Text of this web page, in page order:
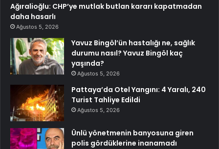
Ağıralioğlu: CHP’ye mutlak butlan kararı kapatmadan
daha hasarlı
Ağustos 5, 2026
Yavuz Bingöl’ün hastalığı ne, sağlık
durumu nasıl? Yavuz Bingöl kaç
yaşında?
Ağustos 5, 2026
Pattaya’da Otel Yangını: 4 Yaralı, 240
Turist Tahliye Edildi
Ağustos 5, 2026
Ünlü yönetmenin banyosuna giren
polis gördüklerine inanamadı